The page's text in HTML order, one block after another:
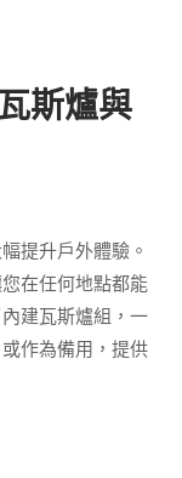
斯爐與
提升戶外體驗。
在任何地點都能
建瓦斯爐組，一
作為備用，提供